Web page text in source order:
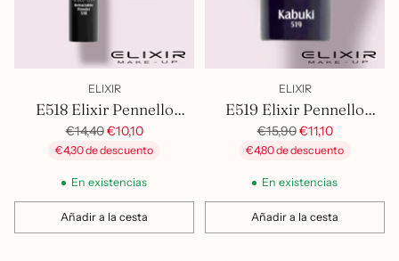
ELIXIR
E518 Elixir Pennello
Retraibile Polveri
Precio
habitual
€14,40€10,10
€4,30 de descuento
En existencias
Añadir a la cesta
Cantidad
ELIXIR
E519 Elixir Pennello
Kabuki
Precio
habitual
€15,90€11,10
€4,80 de descuento
En existencias
Añadir a la cesta
Cantidad